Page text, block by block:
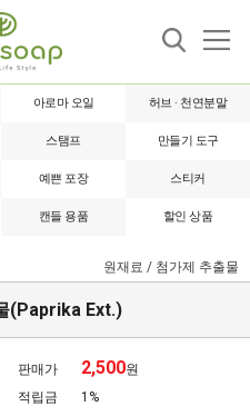
아로마 오일 허브 · 천연분말
스탬프 만들기 도구
예쁜 포장 스티커
캔들 용품 할인 상품
원재료 / 첨가제 추출물
(Paprika Ext.)
판매가 2,500원
적립금
1%